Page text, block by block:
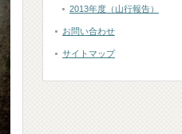
2013年度（山行報告）
お問い合わせ
サイトマップ